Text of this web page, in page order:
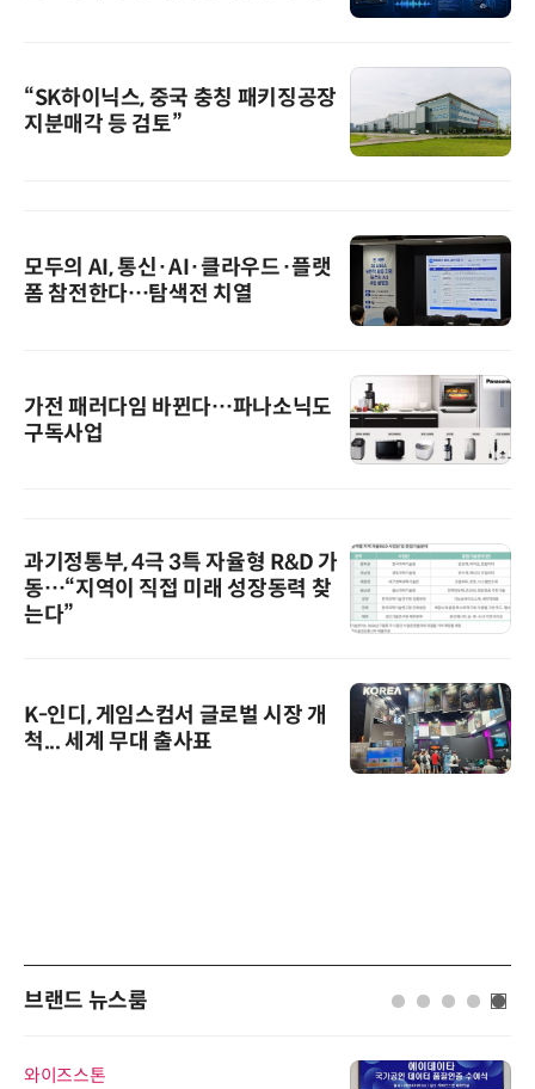
“SK하이닉스, 중국 충칭 패키징공장
지분매각 등 검토”
모두의 AI, 통신·AI·클라우드·플랫
폼 참전한다…탐색전 치열
가전 패러다임 바뀐다…파나소닉도
구독사업
과기정통부, 4극 3특 자율형 R&D 가
동…“지역이 직접 미래 성장동력 찾
는다”
K-인디, 게임스컴서 글로벌 시장 개
척... 세계 무대 출사표
브랜드 뉴스룸
와이즈스톤